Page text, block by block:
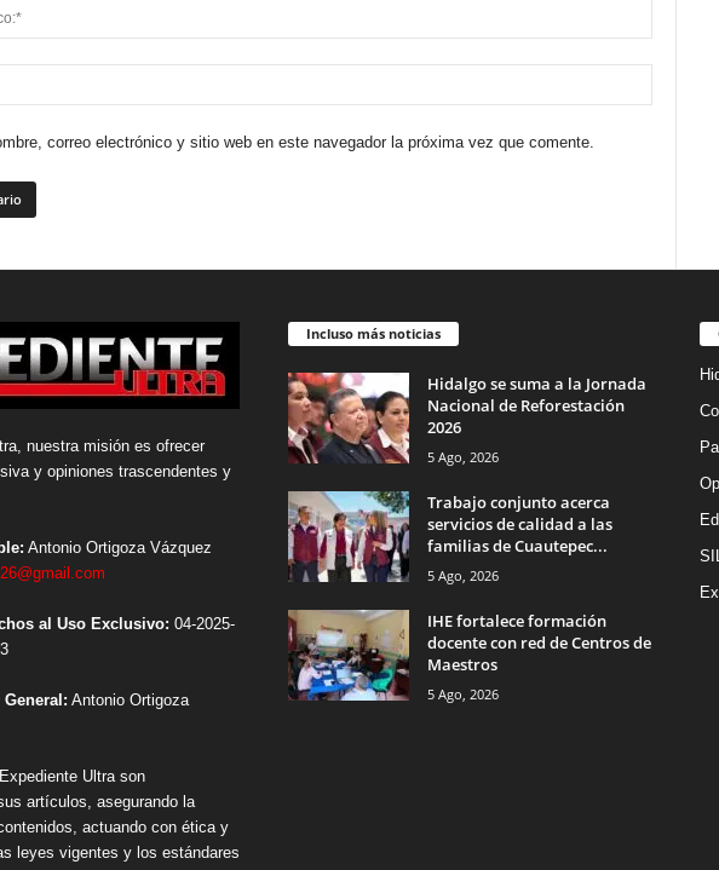
correo electrónico y sitio web en este navegador la próxima vez que comente.
nuestra misión es ofrecer
y opiniones trascendentes y
Antonio Ortigoza Vázquez
al Uso Exclusivo: 04-2025-
Antonio Ortigoza
Ultra son
artículos, asegurando la
actuando con ética y
leyes vigentes y los estándares
Incluso más noticias
Hidalgo se suma a la Jornada
Nacional de Reforestación
2026
5 Ago, 2026
Trabajo conjunto acerca
servicios de calidad a las
familias de Cuautepec...
5 Ago, 2026
IHE fortalece formación
docente con red de Centros de
Maestros
5 Ago, 2026